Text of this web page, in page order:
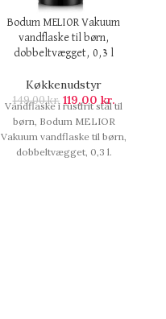
Bodum MELIOR Vakuum
vandflaske til børn,
dobbeltvægget, 0,3 l
Køkkenudstyr
149,00kr. 119,00 kr.
Vandflaske i rustfrit stål til
børn, Bodum MELIOR
Vakuum vandflaske til børn,
dobbeltvægget, 0,3 l.